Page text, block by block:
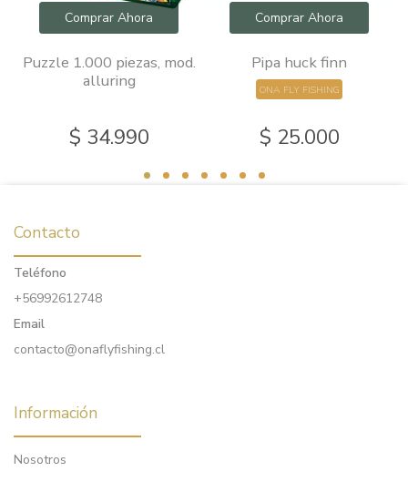
Comprar Ahora
Puzzle 1.000 piezas, mod.
alluring
$ 34.990
Comprar Ahora
Pipa huck finn
ONA FLY FISHING
$ 25.000
Contacto
Teléfono
+56992612748
Email
contacto@onaflyfishing.cl
Información
Nosotros